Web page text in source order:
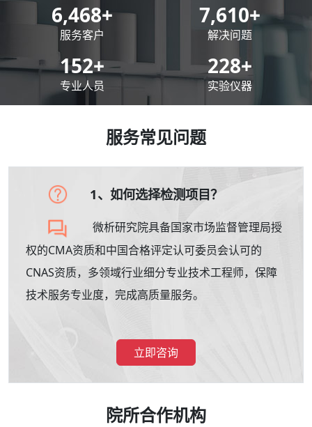
8,500+
服务客户
10,000+
解决问题
200+
专业人员
300+
实验仪器
服务常见问题
1、如何选择检测项目？
微析研究院具备国家市场监督管理局授
权的CMA资质和中国合格评定认可委员会认可的
CNAS资质，多领域行业细分专业技术工程师，保障
技术服务专业度，完成高质量服务。
立即咨询
院所合作机构